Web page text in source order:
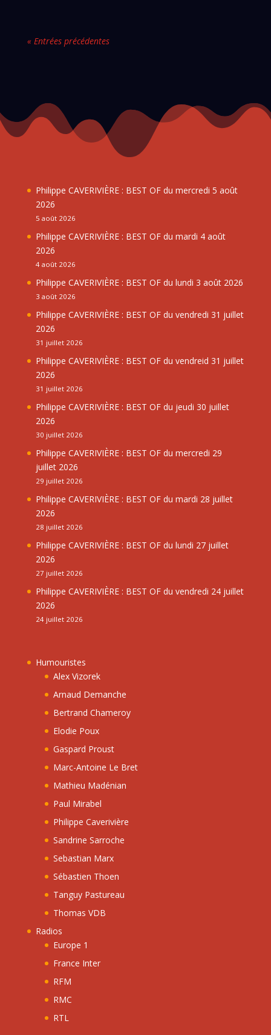
« Entrées précédentes
Philippe CAVERIVIÈRE : BEST OF du mercredi 5 août
2026
5 août 2026
Philippe CAVERIVIÈRE : BEST OF du mardi 4 août
2026
4 août 2026
Philippe CAVERIVIÈRE : BEST OF du lundi 3 août 2026
3 août 2026
Philippe CAVERIVIÈRE : BEST OF du vendredi 31 juillet
2026
31 juillet 2026
Philippe CAVERIVIÈRE : BEST OF du vendreid 31 juillet
2026
31 juillet 2026
Philippe CAVERIVIÈRE : BEST OF du jeudi 30 juillet
2026
30 juillet 2026
Philippe CAVERIVIÈRE : BEST OF du mercredi 29
juillet 2026
29 juillet 2026
Philippe CAVERIVIÈRE : BEST OF du mardi 28 juillet
2026
28 juillet 2026
Philippe CAVERIVIÈRE : BEST OF du lundi 27 juillet
2026
27 juillet 2026
Philippe CAVERIVIÈRE : BEST OF du vendredi 24 juillet
2026
24 juillet 2026
Humouristes
Alex Vizorek
Arnaud Demanche
Bertrand Chameroy
Elodie Poux
Gaspard Proust
Marc-Antoine Le Bret
Mathieu Madénian
Paul Mirabel
Philippe Caverivière
Sandrine Sarroche
Sebastian Marx
Sébastien Thoen
Tanguy Pastureau
Thomas VDB
Radios
Europe 1
France Inter
RFM
RMC
RTL